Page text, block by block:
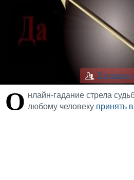
О нлайн-гадание стрела
любому человеку принять